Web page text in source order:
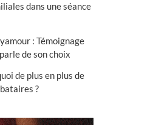
dans une séance
: Témoignage
de son choix
de plus en plus de
?